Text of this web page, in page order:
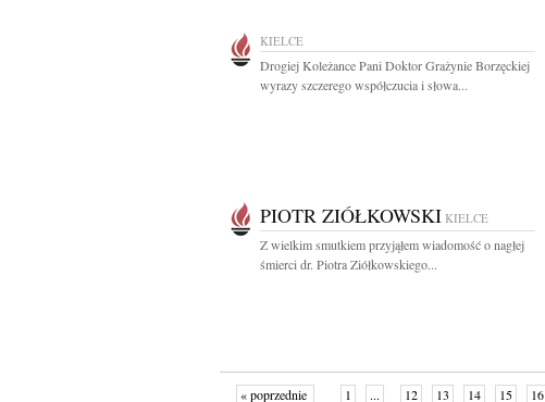
KIELCE
Drogiej Koleżance Pani Doktor Grażynie Borzęckiej
wyrazy szczerego współczucia i słowa...
PIOTR ZIÓŁKOWSKI KIELCE
Z wielkim smutkiem przyjąłem wiadomość o nagłej
śmierci dr. Piotra Ziółkowskiego...
« poprzednie 1 ... 12 13 14 15 16